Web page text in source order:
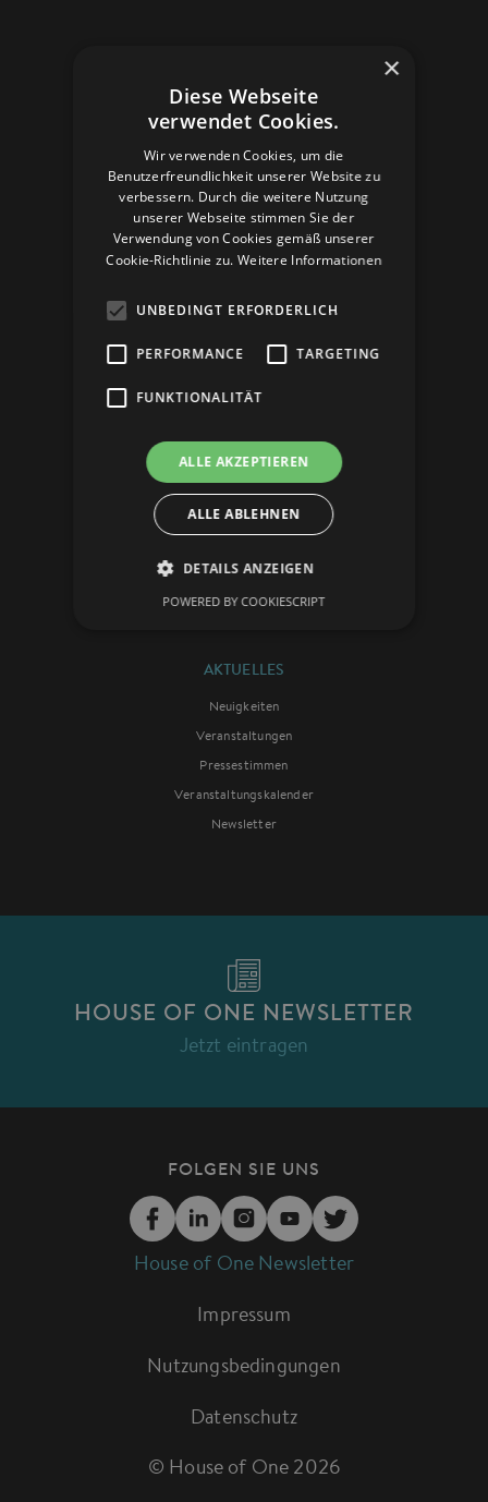
Unser Bildungsteam
House of One macht Schule
Brücken bauen
Podcast
House of One-Box
Sponsoring
Testamentsspende
NETZWERK
Kooperationspartner
AKTUELLES
Neuigkeiten
Veranstaltungen
Pressestimmen
Veranstaltungskalender
Newsletter
HOUSE OF ONE NEWSLETTER
Jetzt eintragen
FOLGEN SIE UNS
House of One Newsletter
Impressum
Nutzungsbedingungen
Datenschutz
© House of One 2026
×
Diese Webseite
verwendet Cookies.
Wir verwenden Cookies, um die
Benutzerfreundlichkeit unserer Website zu
verbessern. Durch die weitere Nutzung
unserer Webseite stimmen Sie der
Verwendung von Cookies gemäß unserer
Cookie-Richtlinie zu.Weitere Informationen
UNBEDINGT ERFORDERLICH
PERFORMANCE TARGETING
FUNKTIONALITÄT
ALLE AKZEPTIEREN
ALLE ABLEHNEN
DETAILS ANZEIGEN
POWERED BY COOKIESCRIPT